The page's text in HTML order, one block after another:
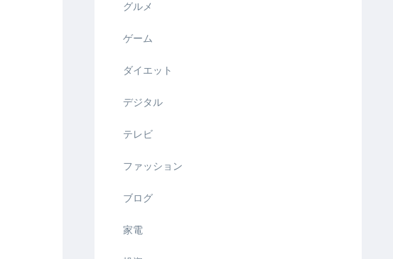
グルメ
ゲーム
ダイエット
デジタル
テレビ
ファッション
ブログ
家電